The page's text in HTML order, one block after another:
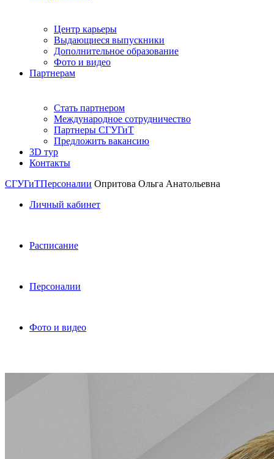
Центр карьеры
Выдающиеся выпускники
Дополнительное образование
Фото и видео
Партнерам
Стать партнером
Международное сотрудничество
Партнеры СГУГиТ
Предложить вакансию
3D тур
Контакты
СГУГиТПерсоналии Опритова Ольга Анатольевна
Личный кабинет
Расписание
Персоналии
Фото и видео